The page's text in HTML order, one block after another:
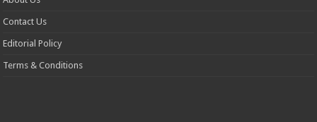
Contact Us
Editorial Policy
Terms & Conditions